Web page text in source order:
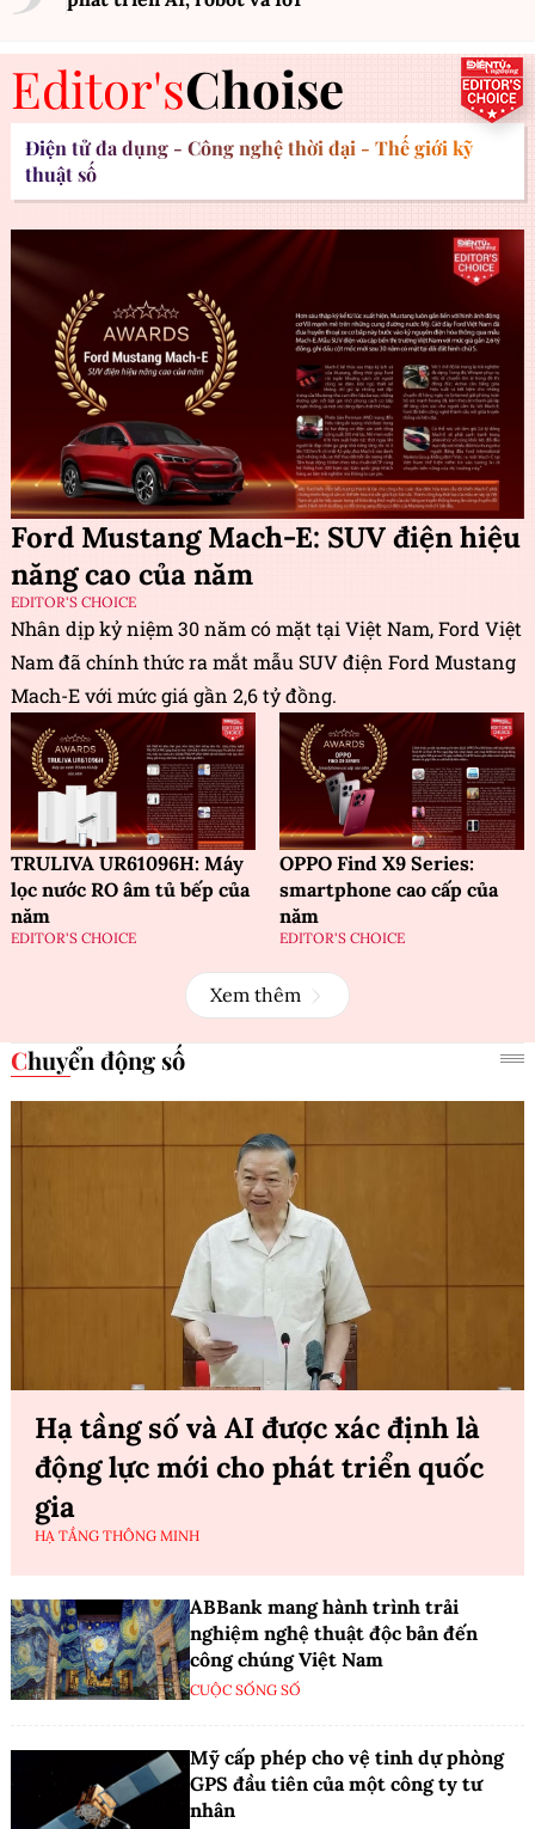
Editor'sChoise
Điện tử đa dụng - Công nghệ thời đại - Thế giới kỹ
thuật số
Ford Mustang Mach-E: SUV điện hiệu
năng cao của năm
EDITOR'S CHOICE
Nhân dịp kỷ niệm 30 năm có mặt tại Việt Nam, Ford Việt
Nam đã chính thức ra mắt mẫu SUV điện Ford Mustang
Mach-E với mức giá gần 2,6 tỷ đồng.
TRULIVA UR61096H: Máy
lọc nước RO âm tủ bếp của
năm
EDITOR'S CHOICE
OPPO Find X9 Series:
smartphone cao cấp của
năm
EDITOR'S CHOICE
Xem thêm
Chuyển động số
Hạ tầng số và AI được xác định là
động lực mới cho phát triển quốc
gia
HẠ TẦNG THÔNG MINH
ABBank mang hành trình trải
nghiệm nghệ thuật độc bản đến
công chúng Việt Nam
CUỘC SỐNG SỐ
Mỹ cấp phép cho vệ tinh dự phòng
GPS đầu tiên của một công ty tư
nhân